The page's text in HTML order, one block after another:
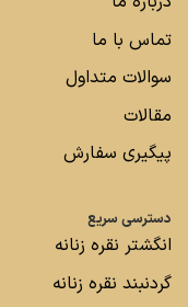
تماس با ما
سوالات متداول
مقالات
پیگیری سفارش
دسترسی سریع
انگشتر نقره زنانه
گردنبند نقره زنانه